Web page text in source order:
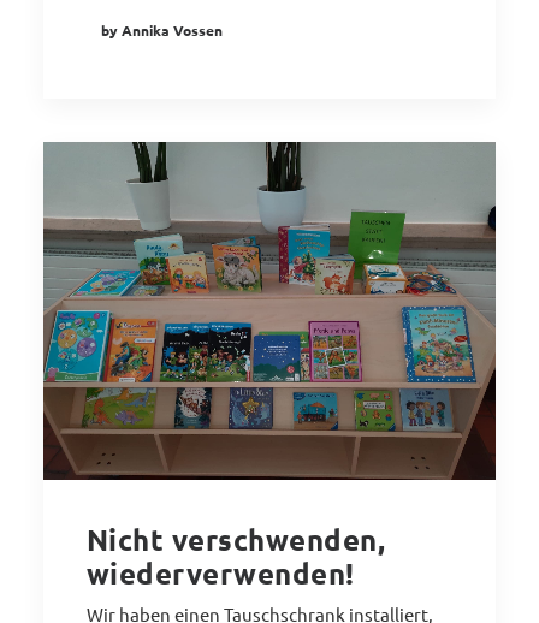
by Annika Vossen
Nicht verschwenden,
wiederverwenden!
Wir haben einen Tauschschrank installiert,